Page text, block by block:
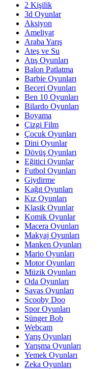
2 Kişilik
3d Oyunlar
Aksiyon
Ameliyat
Araba Yarış
Ateş ve Su
Atış Oyunları
Balon Patlatma
Barbie Oyunları
Beceri Oyunları
Ben 10 Oyunları
Bilardo Oyunları
Boyama
Çizgi Film
Çocuk Oyunları
Dini Oyunlar
Dövüş Oyunları
Eğitici Oyunlar
Futbol Oyunları
Giydirme
Kağıt Oyunları
Kız Oyunları
Klasik Oyunlar
Komik Oyunlar
Macera Oyunları
Makyaj Oyunları
Manken Oyunları
Mario Oyunları
Motor Oyunları
Müzik Oyunları
Oda Oyunları
Savas Oyunları
Scooby Doo
Spor Oyunları
Sünger Bob
Webcam
Yarış Oyunları
Yarışma Oyunları
Yemek Oyunları
Zeka Oyunları